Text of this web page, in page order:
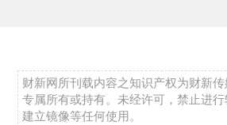
财新网所刊载内容之知识产权为财新
专属所有或持有。未经许可，禁止进
建立镜像等任何使用。